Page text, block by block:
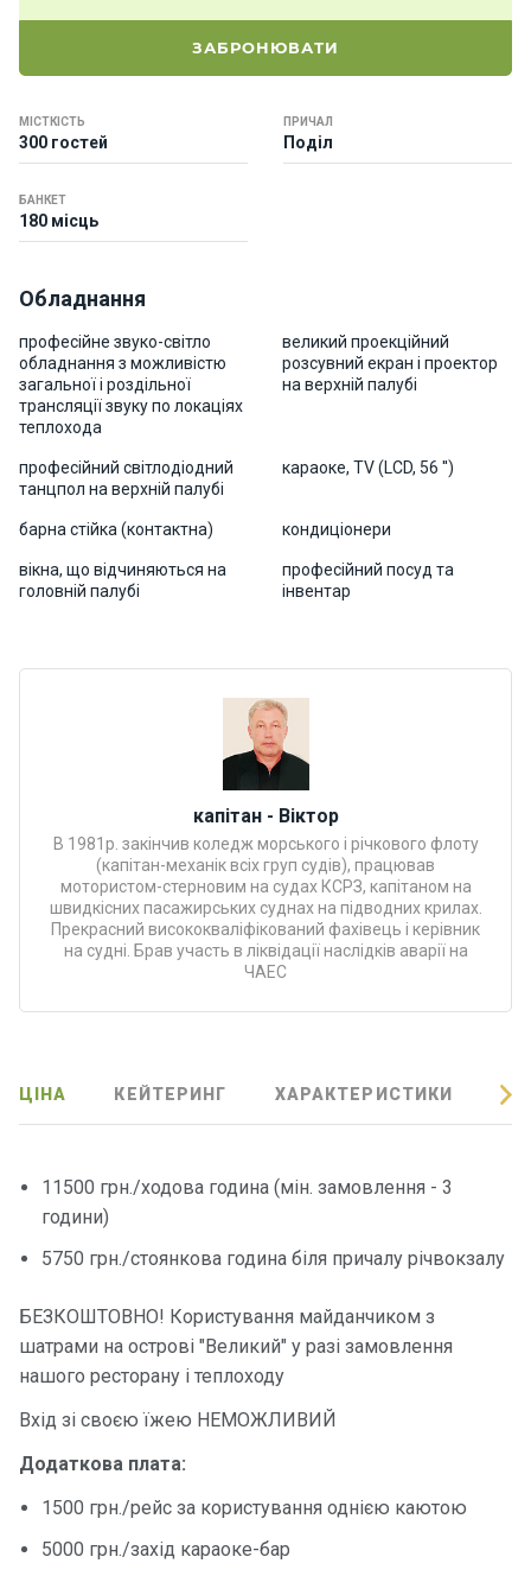
ЗАБРОНЮВАТИ
МІСТКІСТЬ
300 гостей
ПРИЧАЛ
Поділ
БАНКЕТ
180 місць
Обладнання
професійне звуко-світло
обладнання з можливістю
загальної і роздільної
трансляції звуку по локаціях
теплохода
великий проекційний
розсувний екран і проектор
на верхній палубі
професійний світлодіодний
танцпол на верхній палубі
караоке, TV (LCD, 56 '')
барна стійка (контактна) кондиціонери
вікна, що відчиняються на
головній палубі
професійний посуд та
інвентар
капітан - Віктор
В 1981р. закінчив коледж морського і річкового флоту
(капітан-механік всіх груп судів), працював
мотористом-стерновим на судах КСРЗ, капітаном на
швидкісних пасажирських суднах на підводних крилах.
Прекрасний висококваліфікований фахівець і керівник
на судні. Брав участь в ліквідації наслідків аварії на
ЧАЕС
ЦІНА КЕЙТЕРИНГ ХАРАКТЕРИСТИКИ
11500 грн./ходова година (мін. замовлення - 3
години)
5750 грн./стоянкова година біля причалу річвокзалу
БЕЗКОШТОВНО! Користування майданчиком з
шатрами на острові "Великий" у разі замовлення
нашого ресторану і теплоходу
Вхід зі своєю їжею НЕМОЖЛИВИЙ
Додаткова плата:
1500 грн./рейс за користування однією каютою
5000 грн./захід караоке-бар
т
р
и
Про
нас
Програ
ми
відпочи
Розваг
Річкові
прогул
Контакт